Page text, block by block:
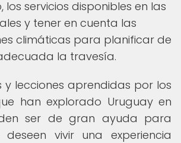
los servicios disponibles en las
y tener en cuenta las
climáticas para planificar de
la travesía.
y lecciones aprendidas por los
han explorado Uruguay en
ser de gran ayuda para
vivir una experiencia